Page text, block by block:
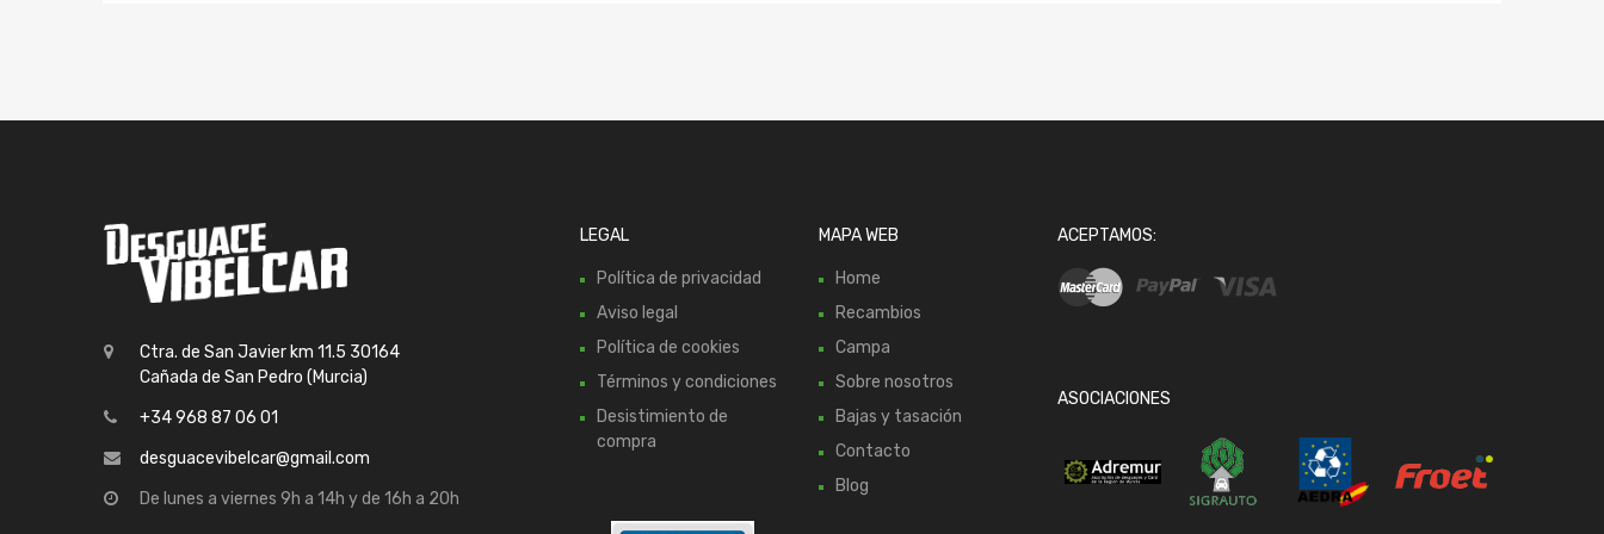
Ctra. de San Javier km 11.5 30164
Cañada de San Pedro (Murcia)
+34 968 87 06 01
desguacevibelcar@gmail.com
De lunes a viernes 9h a 14h y de 16h a 20h
LEGAL
Política de privacidad
Aviso legal
Política de cookies
Términos y condiciones
Desistimiento de
compra
MAPA WEB
Home
Recambios
Campa
Sobre nosotros
Bajas y tasación
Contacto
Blog
ACEPTAMOS:
ASOCIACIONES